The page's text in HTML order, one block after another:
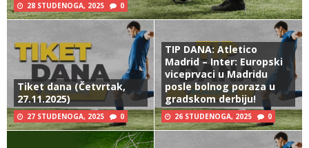
28 STUDENOGA, 2025 0
Tiket dana (Četvrtak,
27.11.2025)
27 STUDENOGA, 2025 0
TIP DANA: Atletico
Madrid – Inter: Europski
viceprvaci u Madridu
posle bolnog poraza u
gradskom derbiju!
26 STUDENOGA, 2025 0